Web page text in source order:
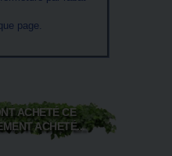
page.
ACHETÉ CE
ACHETÉ...